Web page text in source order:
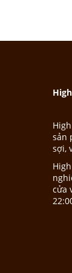
sản
sợi,
cửa